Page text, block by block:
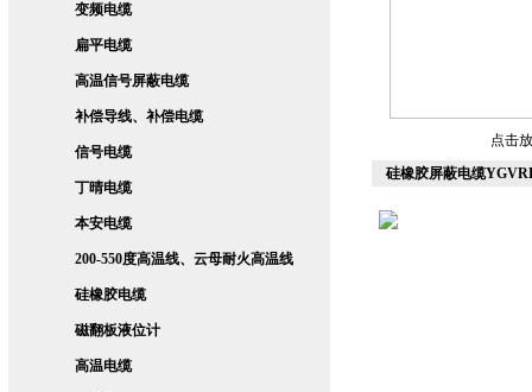
变频电缆
扁平电缆
高温信号屏蔽电缆
补偿导线、补偿电缆
信号电缆
丁晴电缆
本安电缆
200-550度高温线、云母耐火高温线
硅橡胶电缆
磁翻板液位计
高温电缆
点击
硅橡胶屏蔽电缆